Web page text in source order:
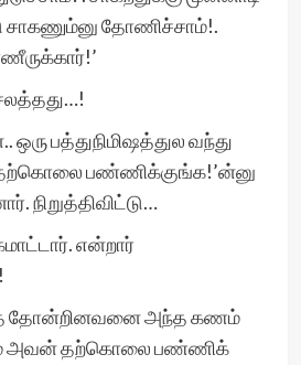
சாகணும்னு தோணிச்சாம்!.
ஒரு பத்துநிமிஷத்துல வந்து
தற்கொலை பண்ணிக்குங்க!’ன்னு
நிறுத்திவிட்டு…
என்றார்
தோன்றினவனை அந்த கணம்
அவன் தற்கொலை பண்ணிக்